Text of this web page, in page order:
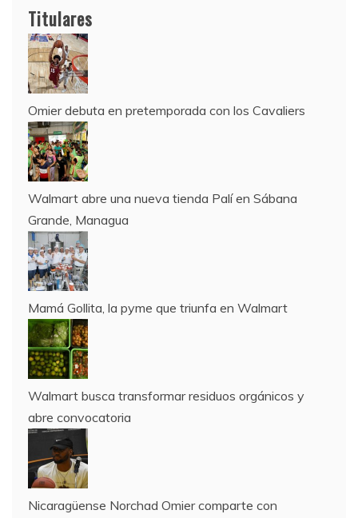
12 de agosto:
Empieza La Liga 2022-2023
Titulares
Omier debuta en pretemporada con los Cavaliers
Walmart abre una nueva tienda Palí en Sábana
Grande, Managua
Mamá Gollita, la pyme que triunfa en Walmart
Walmart busca transformar residuos orgánicos y
abre convocatoria
Nicaragüense Norchad Omier comparte con